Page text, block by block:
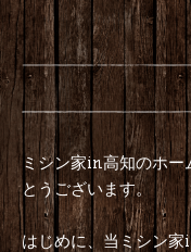
ミシン家in高知のホ
とうございます。
はじめに、当ミシン